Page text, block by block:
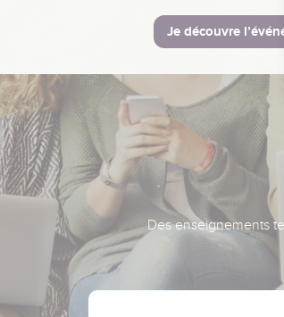
Je découvre
Des enseignements